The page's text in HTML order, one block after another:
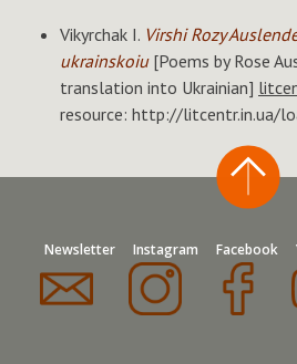
Vikyrchak I. Virshi Rozy
ukrainskoiu[Poems by Rose
translation into Ukrainian]
resource: http://litcentr.in.ua/
Newsletter Instagram Facebook